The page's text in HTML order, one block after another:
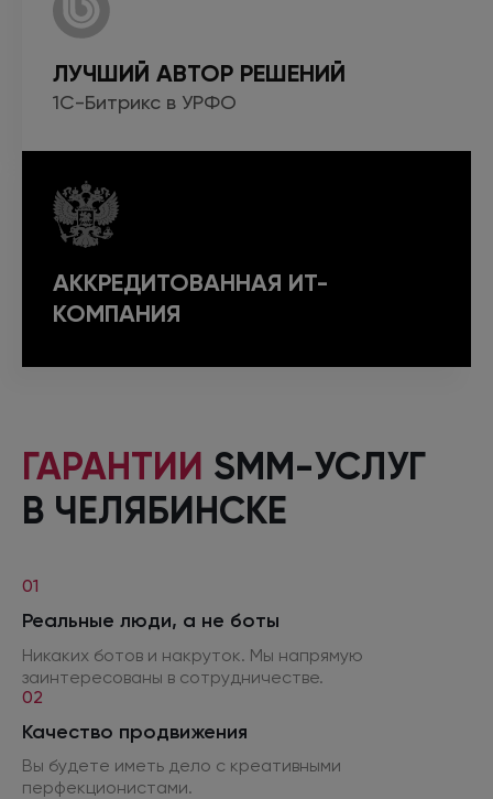
ЛУЧШИЙ АВТОР РЕШЕНИЙ
1С-Битрикс в УРФО
АККРЕДИТОВАННАЯ ИТ-
КОМПАНИЯ
ГАРАНТИИ SMM-УСЛУГ
В ЧЕЛЯБИНСКЕ
01
Реальные люди, а не боты
Никаких ботов и накруток. Мы напрямую
заинтересованы в сотрудничестве.
02
Качество продвижения
Вы будете иметь дело с креативными
перфекционистами.